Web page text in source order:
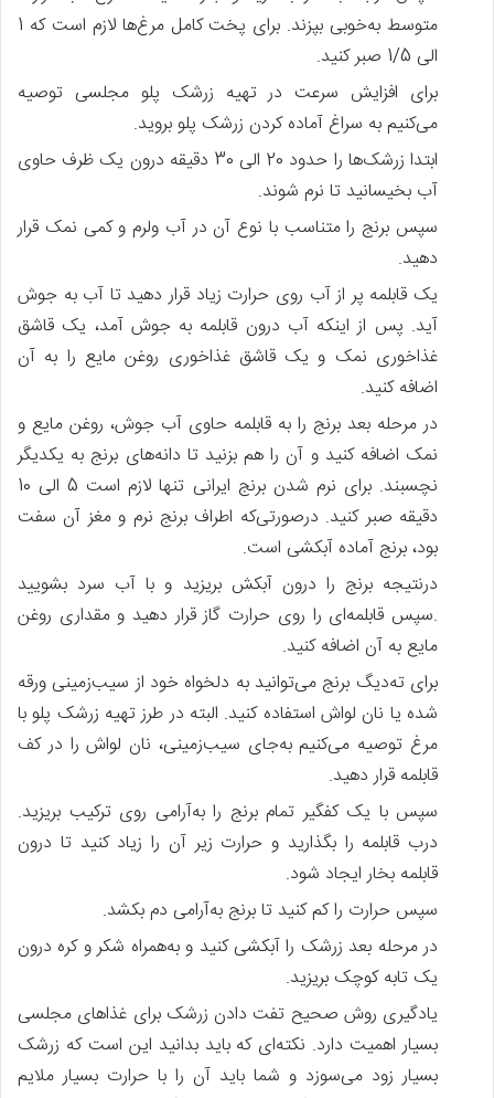
متوسط به‌خوبی بپزند. برای پخت کامل مرغ‌ها لازم است که 1
الی 1/5 صبر کنید.
برای افزایش سرعت در تهیه زرشک پلو مجلسی توصیه
می‌کنیم به سراغ آماده کردن زرشک پلو بروید.
ابتدا زرشک‌ها را حدود 20 الی 30 دقیقه درون یک ظرف حاوی
آب بخیسانید تا نرم شوند.
سپس برنج را متناسب با نوع آن در آب ولرم و کمی نمک قرار
دهید.
یک قابلمه پر از آب روی حرارت زیاد قرار دهید تا آب به جوش
آید. پس‌ از اینکه آب درون قابلمه به جوش آمد، یک قاشق
غذاخوری نمک و یک قاشق غذاخوری روغن مایع را به آن
اضافه کنید.
در مرحله بعد برنج را به قابلمه حاوی آب جوش، روغن مایع و
نمک اضافه کنید و آن را هم بزنید تا دانه‌های برنج به یکدیگر
نچسبند. برای نرم شدن برنج ایرانی تنها لازم است 5 الی 10
دقیقه صبر کنید. درصورتی‌که اطراف برنج نرم و مغز آن سفت
بود، برنج آماده آبکشی است.
درنتیجه برنج را درون آبکش بریزید و با آب سرد بشویید
.سپس قابلمه‌ای را روی حرارت گاز قرار دهید و مقداری روغن
مایع به آن اضافه کنید.
برای ته‌دیگ برنج می‌توانید به دلخواه خود از سیب‌زمینی ورقه
شده یا نان لواش استفاده کنید. البته در طرز تهیه زرشک پلو با
مرغ توصیه می‌کنیم به‌جای سیب‌زمینی، نان لواش را در کف
قابلمه قرار دهید.
سپس با یک کفگیر تمام برنج را به‌آرامی روی ترکیب بریزید.
درب قابلمه را بگذارید و حرارت زیر آن را زیاد کنید تا درون
قابلمه بخار ایجاد شود.
سپس حرارت را کم کنید تا برنج به‌آرامی دم بکشد.
در مرحله بعد زرشک را آبکشی کنید و به‌همراه شکر و کره درون
یک تابه کوچک بریزید.
یادگیری روش صحیح تفت دادن زرشک برای غذاهای مجلسی
بسیار اهمیت دارد. نکته‌ای که باید بدانید این است که زرشک
بسیار زود می‌سوزد و شما باید آن را با حرارت بسیار ملایم